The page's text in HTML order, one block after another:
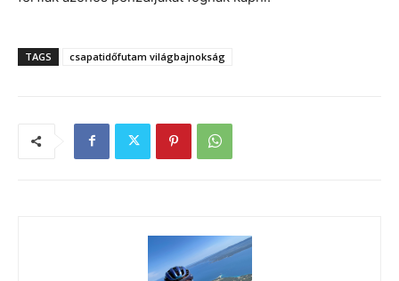
TAGS csapatidőfutam világbajnokság